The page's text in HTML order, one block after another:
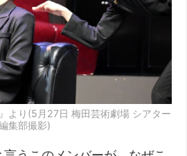
より(5月27日 梅田芸術劇場 シアター
集部撮影)